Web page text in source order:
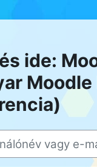
ide:
vagy e-mail-cím